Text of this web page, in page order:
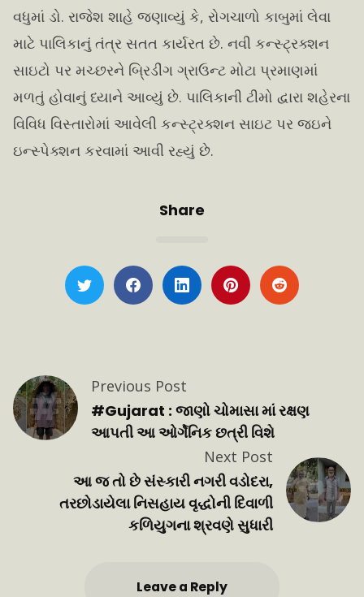
વધુમાં ડો. રાજેશ શાહે જણાવ્યું કે, રોગચાળો કાબુમાં લેવા
માટે પાલિકાનું તંત્ર સતત કાર્યરત છે. નવી કન્સ્ટ્રક્શન
સાઇટો પર મચ્છરને બ્રિડીંગ ગ્રાઉન્ટ મોટા પ્રમાણમાં
મળતું હોવાનું ધ્યાને આવ્યું છે. પાલિકાની ટીમો દ્વારા શહેરના
વિવિધ વિસ્તારોમાં આવેલી કન્સ્ટ્રક્શન સાઇટ પર જઇને
ઇન્સ્પેક્શન કરવામાં આવી રહ્યું છે.
Share
# Previous Post
#Gujarat : જાણો ચોમાસા માં રક્ષણ
આપતી આ ઓર્ગેનિક છત્રી વિશે
આ
Next Post
આ જ તો છે સંસ્કારી નગરી વડોદરા,
તરછોડાયેલા નિસહાય વૃદ્ધોની દિવાળી
કળિયુગના શ્રવણે સુધારી
Leave a Reply